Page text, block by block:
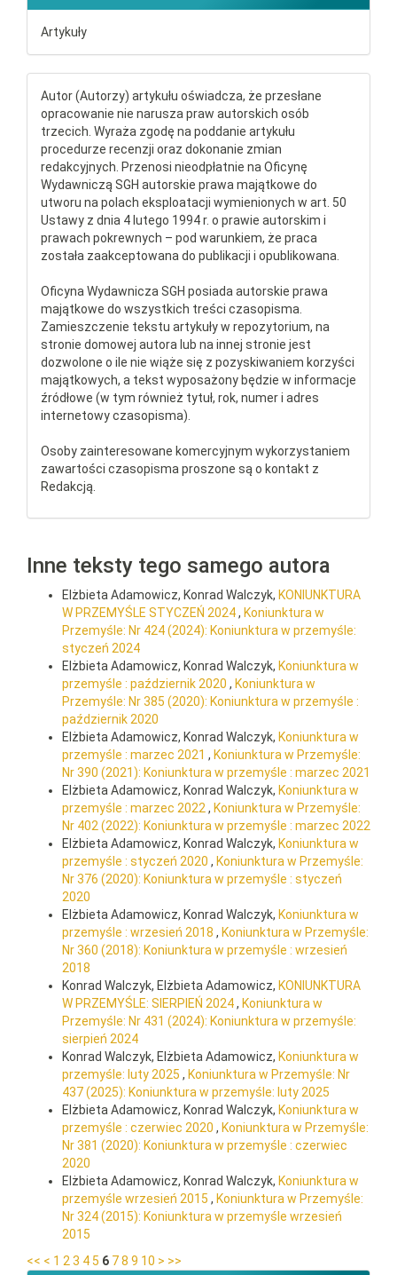
Artykuły
Autor (Autorzy) artykułu oświadcza, że przesłane
opracowanie nie narusza praw autorskich osób
trzecich. Wyraża zgodę na poddanie artykułu
procedurze recenzji oraz dokonanie zmian
redakcyjnych. Przenosi nieodpłatnie na Oficynę
Wydawniczą SGH autorskie prawa majątkowe do
utworu na polach eksploatacji wymienionych w art. 50
Ustawy z dnia 4 lutego 1994 r. o prawie autorskim i
prawach pokrewnych – pod warunkiem, że praca
została zaakceptowana do publikacji i opublikowana.
Oficyna Wydawnicza SGH posiada autorskie prawa
majątkowe do wszystkich treści czasopisma.
Zamieszczenie tekstu artykuły w repozytorium, na
stronie domowej autora lub na innej stronie jest
dozwolone o ile nie wiąże się z pozyskiwaniem korzyści
majątkowych, a tekst wyposażony będzie w informacje
źródłowe (w tym również tytuł, rok, numer i adres
internetowy czasopisma).
Osoby zainteresowane komercyjnym wykorzystaniem
zawartości czasopisma proszone są o kontakt z
Redakcją.
Inne teksty tego samego autora
Elżbieta Adamowicz, Konrad Walczyk, KONIUNKTURA
W PRZEMYŚLE STYCZEŃ 2024, Koniunktura w
Przemyśle: Nr 424 (2024): Koniunktura w przemyśle:
styczeń 2024
Elżbieta Adamowicz, Konrad Walczyk, Koniunktura w
przemyśle : październik 2020 , Koniunktura w
Przemyśle: Nr 385 (2020): Koniunktura w przemyśle :
październik 2020
Elżbieta Adamowicz, Konrad Walczyk, Koniunktura w
przemyśle : marzec 2021 , Koniunktura w Przemyśle:
Nr 390 (2021): Koniunktura w przemyśle : marzec 2021
Elżbieta Adamowicz, Konrad Walczyk, Koniunktura w
przemyśle : marzec 2022 , Koniunktura w Przemyśle:
Nr 402 (2022): Koniunktura w przemyśle : marzec 2022
Elżbieta Adamowicz, Konrad Walczyk, Koniunktura w
przemyśle : styczeń 2020 , Koniunktura w Przemyśle:
Nr 376 (2020): Koniunktura w przemyśle : styczeń
2020
Elżbieta Adamowicz, Konrad Walczyk, Koniunktura w
przemyśle : wrzesień 2018 , Koniunktura w Przemyśle:
Nr 360 (2018): Koniunktura w przemyśle : wrzesień
2018
Konrad Walczyk, Elżbieta Adamowicz, KONIUNKTURA
W PRZEMYŚLE: SIERPIEŃ 2024, Koniunktura w
Przemyśle: Nr 431 (2024): Koniunktura w przemyśle:
sierpień 2024
Konrad Walczyk, Elżbieta Adamowicz, Koniunktura w
przemyśle: luty 2025 , Koniunktura w Przemyśle: Nr
437 (2025): Koniunktura w przemyśle: luty 2025
Elżbieta Adamowicz, Konrad Walczyk, Koniunktura w
przemyśle : czerwiec 2020 , Koniunktura w Przemyśle:
Nr 381 (2020): Koniunktura w przemyśle : czerwiec
2020
Elżbieta Adamowicz, Konrad Walczyk, Koniunktura w
przemyśle wrzesień 2015 , Koniunktura w Przemyśle:
Nr 324 (2015): Koniunktura w przemyśle wrzesień
2015
<< < 1 2 3 4 5 6 78 9 10 > >>